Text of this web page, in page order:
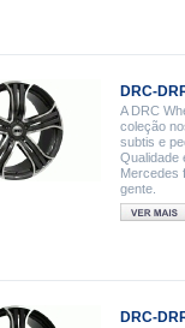
DRC-
A DRC
coleção
subtis e
Qualidade
Mercedes
gente.
DRC-